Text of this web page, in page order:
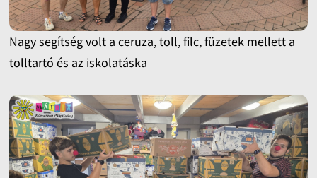
Nagy segítség volt a ceruza, toll, filc, füzetek mellett a
tolltartó és az iskolatáska